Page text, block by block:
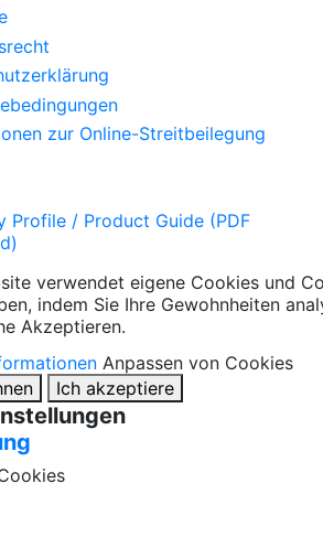
zur Online-Streitbeilegung
Profile / Product Guide (PDF
verwendet eigene Cookies und
indem Sie Ihre Gewohnheiten
Akzeptieren.
Anpassen von Cookies
Ich akzeptiere